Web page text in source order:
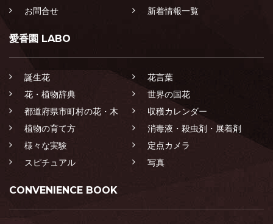
お問合せ
新着情報一覧
愛香園 LABO
誕生花
花言葉
花・植物辞典
世界の国花
都道府県市町村の花・木
収穫カレンダー
植物の育て方
消毒液・殺虫剤・展着剤
様々な実験
定点カメラ
スピチュアル
写真
CONVENIENCE BOOK